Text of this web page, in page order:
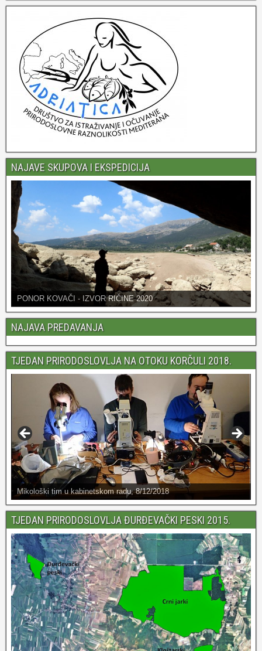
NAJAVE SKUPOVA I EKSPEDICIJA
PONOR KOVAČI - IZVOR RIČINE 2020
NAJAVA PREDAVANJA
TJEDAN PRIRODOSLOVLJA NA OTOKU KORČULI 2018.
Mikološki tim u kabinetskom radu, 8/12/2018
TJEDAN PRIRODOSLOVLJA ĐURĐEVAČKI PESKI 2015.